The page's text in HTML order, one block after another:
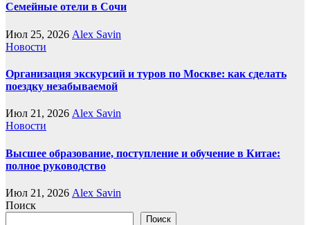
Семейные отели в Сочи
Июл 25, 2026 Alex Savin
Новости
Организация экскурсий и туров по Москве: как сделать
поездку незабываемой
Июл 21, 2026 Alex Savin
Новости
Высшее образование, поступление и обучение в Китае:
полное руководство
Июл 21, 2026 Alex Savin
Поиск
Поиск